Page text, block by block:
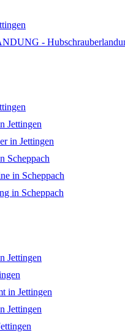
-
Jettingen
in Jettingen
Scheppach
in Scheppach
in Scheppach
Jettingen
in Jettingen
Jettingen